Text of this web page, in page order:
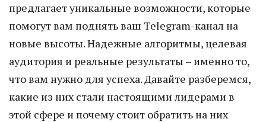
предлагает уникальные возможности, которые
помогут вам поднять ваш Telegram-канал на
новые высоты. Надежные алгоритмы, целевая
аудитория и реальные результаты – именно то,
что вам нужно для успеха. Давайте разберемся,
какие из них стали настоящими лидерами в
этой сфере и почему стоит обратить на них